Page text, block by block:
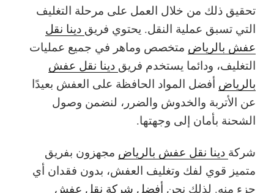
تحقيق ذلك من خلال العمل على مرحلة التغليف
التي تسبق عملية النقل. يحتوي فريق دينا نقل
عفش بالرياض متخصص وماهر في جميع عمليات
التغليف، ودائما يستخدم فريق دينا نقل عفش
بالرياض أفضل المواد الحافظة على العفش بعيدًا
عن الأتربة والخدوش والضرر، لنضمن وصول
الشحنة بأمان إلى وجهتها.
شركة دينا نقل عفش بالرياض مجهزون بفريق
متميز قوي لفك وتغليف العفش، بدون فقدان أي
جزء منه. لذلك نحن أفضل شركة نقل عفش